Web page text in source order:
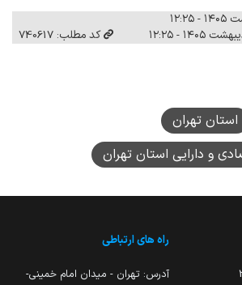
کد مطلب: 740617
استان تهران
و دارایی استان تهران
راه های ارتباطی
آدرس: تهران - میدان امام خمینی-